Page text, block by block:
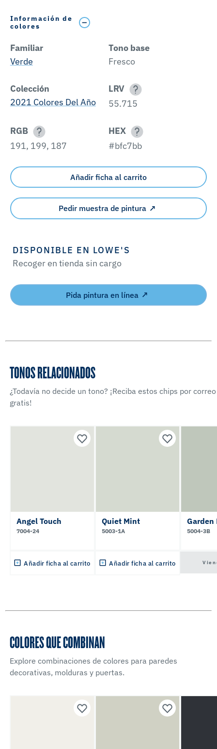
Información de
colores
Familiar
Verde
Tono base
Fresco
Colección
2021 Colores Del Año
LRV
55.715
RGB
191, 199, 187
HEX
#bfc7bb
Añadir ficha al carrito
Pedir muestra de pintura
DISPONIBLE EN LOWE'S
Recoger en tienda sin cargo
Pida pintura en línea
TONOS RELACIONADOS
¿Todavía no decide un tono? ¡Reciba estos chips por correo
gratis!
Angel Touch
7004-24
Añadir ficha al carrito
Quiet Mint
5003-1A
Añadir ficha al carrito
Garden
5004-3B
COLORES QUE COMBINAN
Explore combinaciones de colores para paredes
decorativas, molduras y puertas.